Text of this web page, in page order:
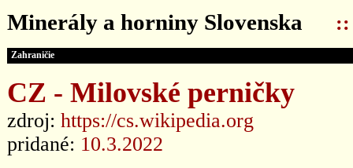
Minerály a horniny Slovenska ::
Zahraničie
CZ - Milovské perničky
zdroj: https://cs.wikipedia.org
pridané: 10.3.2022